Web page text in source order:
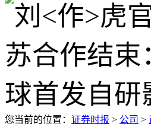
您当前的位置： 证券时报 > 公司 >